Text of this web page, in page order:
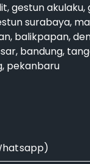
,gestun akulaku,
surabaya,
balikpapan,
bandung,
pekanbaru